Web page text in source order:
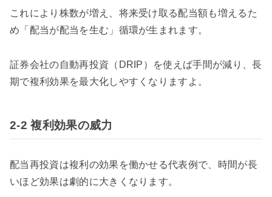
これにより株数が増え、将来受け取る配当額も増えるた
め「配当が配当を生む」循環が生まれます。
証券会社の自動再投資（DRIP）を使えば手間が減り、長
期で複利効果を最大化しやすくなりますよ。
2-2 複利効果の威力
配当再投資は複利の効果を働かせる代表例で、時間が長
いほど効果は劇的に大きくなります。